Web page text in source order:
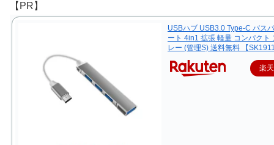
【PR】
USBハブ USB3.0 Type-C バス
ート 4in1 拡張 軽量 コンパクト
レー (管理S) 送料無料 【
楽